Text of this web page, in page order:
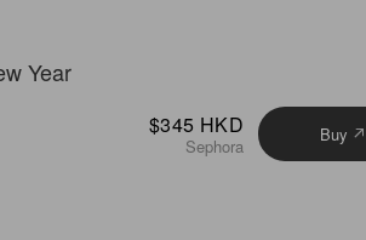
$345 HKD
Sephora Buy